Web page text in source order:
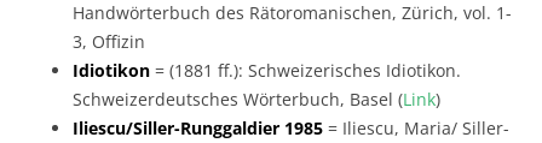
Handwörterbuch des Rätoromanischen, Zürich, vol. 1-
3, Offizin
Idiotikon = (1881 ff.): Schweizerisches Idiotikon.
Schweizerdeutsches Wörterbuch, Basel (Link)
Iliescu/Siller-Runggaldier 1985 = Iliescu, Maria/ Siller-